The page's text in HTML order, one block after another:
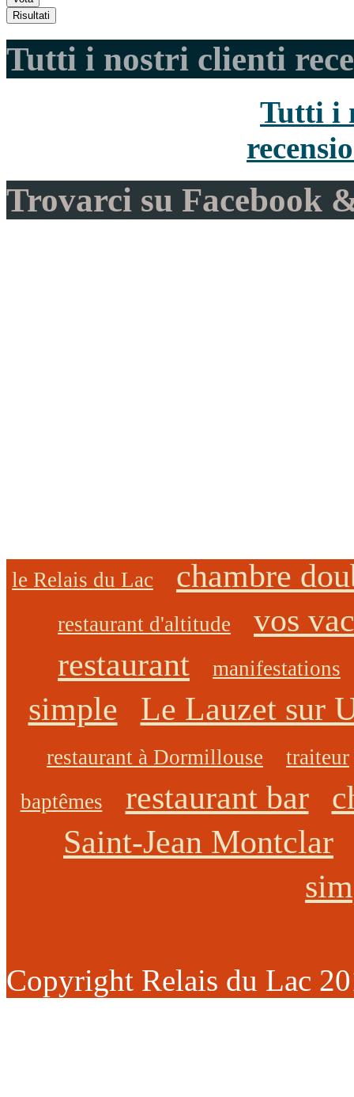
Tutti i nostri clienti
Tutti i
Trovarci su Facebook
le Relais du Lac chambre
restaurant d'altitude
vos
restaurant
manifestations
simple Le Lauzet sur
restaurant à Dormillouse
traiteur
baptêmes
restaurant bar
Saint-Jean Montclar
Copyright Relais du Lac